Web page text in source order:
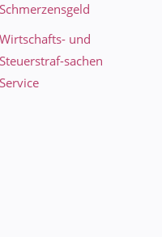
Schmerzensgeld
Wirtschafts- und
Steuerstraf-sachen
Service